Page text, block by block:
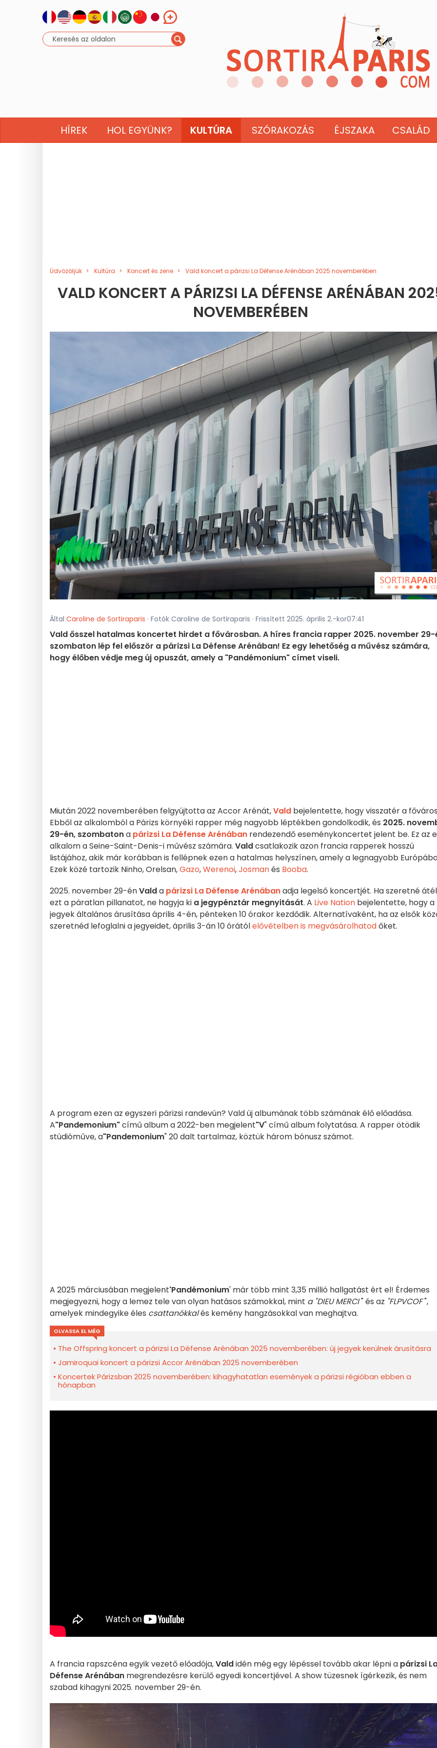
HÍREK HOL EGYÜNK? KULTÚRA SZÓRAKOZÁS ÉJSZAKA CSALÁD
Üdvözöljük Kultúra Koncert és zene Vald koncert a párizsi La Défense Arénában 2025 novemberében
VALD KONCERT A PÁRIZSI LA DÉFENSE ARÉNÁBAN
NOVEMBERÉBEN
Által Caroline de Sortiraparis · Fotók Caroline de Sortiraparis · Frissített 2025. április 2.-kor07:41
Vald ősszel hatalmas koncertet hirdet a fővárosban. A híres francia rapper 2025. november 29-
szombaton lép fel először a párizsi La Défense Arénában! Ez egy lehetőség a művész számára,
hogy élőben védje meg új opuszát, amely a "Pandémonium" címet viseli.
Miután 2022 novemberében felgyújtotta az Accor Arénát,Vald bejelentette, hogy visszatér a
Ebből az alkalomból a Párizs környéki rapper még nagyobb léptékben gondolkodik, és 2025.
29-én, szombatona párizsi La Défense Arénában rendezendő eseménykoncertet jelent be. Ez az
alkalom a Seine-Saint-Denis-i művész számára. Valdcsatlakozik azon francia rapperek hosszú
listájához, akik már korábban is fellépnek ezen a hatalmas helyszínen, amely a legnagyobb
Ezek közé tartozik Ninho, Orelsan,Gazo,Werenoi,Josmanés Booba.
2025. november 29-énValda párizsi La Défense Arénábanadja legelső koncertjét. Ha szeretné
ezt a páratlan pillanatot, ne hagyja ki a jegypénztár megnyitását. A Live Nation bejelentette, hogy a
jegyek általános árusítása április 4-én, pénteken 10 órakor kezdődik. Alternatívaként, ha az elsők
szeretnéd lefoglalni a jegyeidet, április 3-án 10 órátólelővételben is megvásárolhatodőket.
A program ezen az egyszeri párizsi randevún? Vald új albumának több számának élő előadása.
A"Pandemonium"című album a 2022-ben megjelent"V" című album folytatása. A rapper ötödik
stúdióműve, a"Pandemonium" 20 dalt tartalmaz, köztük három bónusz számot.
A 2025 márciusában megjelent'Pandémonium' már több mint 3,35 millió hallgatást ért el! Érdemes
megjegyezni, hogy a lemez tele van olyan hatásos számokkal, mint a "DIEU MERCI" és az "FLPVCOF",
amelyek mindegyike éles csattanókkalés kemény hangzásokkal van meghajtva.
OLVASSA EL MÉG
The Offspring koncert a párizsi La Défense Arénában 2025 novemberében: új jegyek kerülnek árusításra
Jamiroquai koncert a párizsi Accor Arénában 2025 novemberében
Koncertek Párizsban 2025 novemberében: kihagyhatatlan események a párizsi régióban ebben a
hónapban
A francia rapszcéna egyik vezető előadója,Valdidén még egy lépéssel tovább akar lépni a párizsi
Défense Arénában megrendezésre kerülő egyedi koncertjével. A show tüzesnek ígérkezik, és nem
szabad kihagyni 2025. november 29-én.